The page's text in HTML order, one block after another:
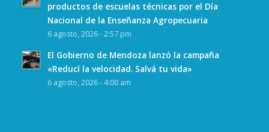
productos de escuelas técnicas por el Día
Nacional de la Enseñanza Agropecuaria
6 agosto, 2026 - 2:57 pm
El Gobierno de Mendoza lanzó la campaña
«Reducí la velocidad. Salvá tu vida»
6 agosto, 2026 - 4:00 am